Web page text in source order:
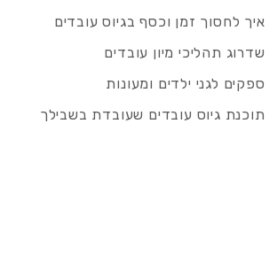
איך לחסוך זמן וכסף בגיוס עובדים
שדרוג תהליכי מיון עובדים
ספקים לגני ילדים ומעונות
תוכנת גיוס עובדים שעובדת בשבילך